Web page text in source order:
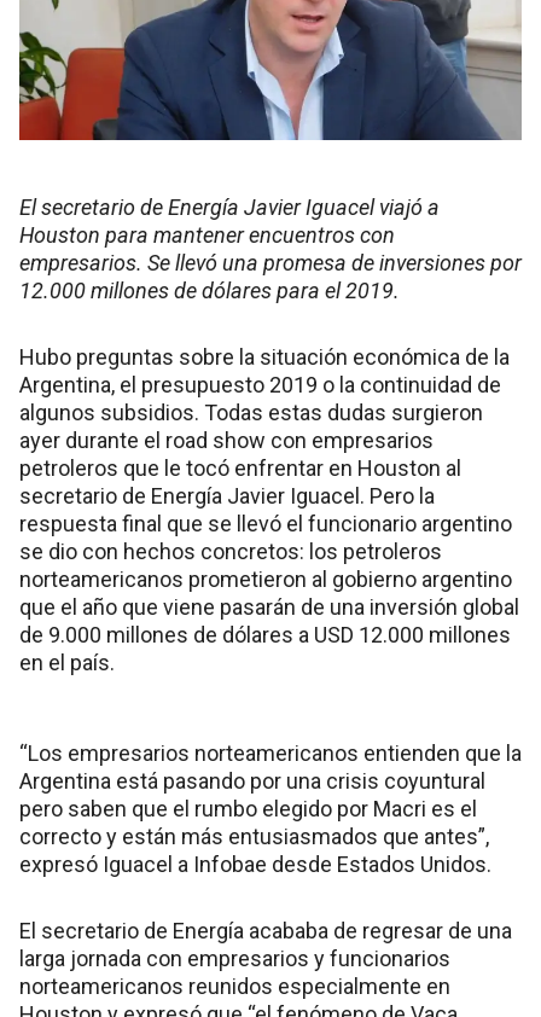
El secretario de Energía Javier Iguacel viajó a
Houston para mantener encuentros con
empresarios. Se llevó una promesa de inversiones por
12.000 millones de dólares para el 2019.
Hubo preguntas sobre la situación económica de la
Argentina, el presupuesto 2019 o la continuidad de
algunos subsidios. Todas estas dudas surgieron
ayer durante el road show con empresarios
petroleros que le tocó enfrentar en Houston al
secretario de Energía Javier Iguacel. Pero la
respuesta final que se llevó el funcionario argentino
se dio con hechos concretos: los petroleros
norteamericanos prometieron al gobierno argentino
que el año que viene pasarán de una inversión global
de 9.000 millones de dólares a USD 12.000 millones
en el país.
“Los empresarios norteamericanos entienden que la
Argentina está pasando por una crisis coyuntural
pero saben que el rumbo elegido por Macri es el
correcto y están más entusiasmados que antes”,
expresó Iguacel a Infobae desde Estados Unidos.
El secretario de Energía acababa de regresar de una
larga jornada con empresarios y funcionarios
norteamericanos reunidos especialmente en